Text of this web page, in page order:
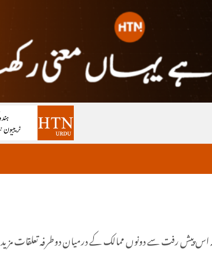
اس پیش رفت سے دونوں ممالک کے درمیان دوطرفہ تعلقات مزید